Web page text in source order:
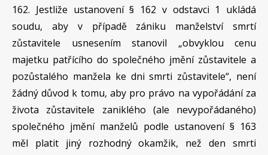
162. Jestliže ustanovení § 162 v odstavci 1 ukládá
soudu, aby v případě zániku manželství smrtí
zůstavitele usnesením stanovil „obvyklou cenu
majetku patřícího do společného jmění zůstavitele a
pozůstalého manžela ke dni smrti zůstavitele“, není
žádný důvod k tomu, aby pro právo na vypořádání za
života zůstavitele zaniklého (ale nevypořádaného)
společného jmění manželů podle ustanovení § 163
měl platit jiný rozhodný okamžik, než den smrti